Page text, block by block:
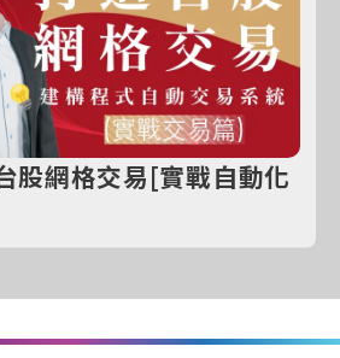
股網格交易[實戰自動化